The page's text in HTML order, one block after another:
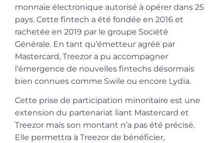
monnaie électronique autorisé à opérer dans 25
pays. Cette fintech a été fondée en 2016 et
rachetée en 2019 par le groupe Société
Générale. En tant qu’émetteur agréé par
Mastercard, Treezor a pu accompagner
l’émergence de nouvelles fintechs désormais
bien connues comme Swile ou encore Lydia.
Cette prise de participation minoritaire est une
extension du partenariat liant Mastercard et
Treezor mais son montant n’a pas été précisé.
Elle permettra à Treezor de bénéficier,